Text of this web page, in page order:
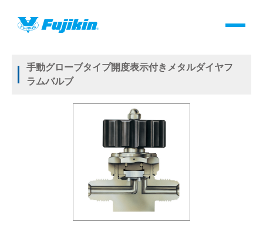
製品情報
バルブ・継手・システムを探す
製品カタログダウンロード
HOME 製品情報
手動グローブタイプ開度表示付きメタルダイヤフ
ラムバルブ